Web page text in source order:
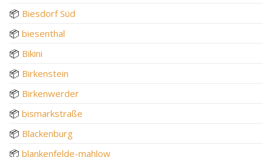
📦 Biesdorf Süd
📦 biesenthal
📦 Bikini
📦 Birkenstein
📦 Birkenwerder
📦 bismarkstraße
📦 Blackenburg
📦 blankenfelde-mahlow